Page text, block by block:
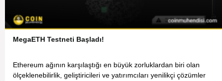
MegaETH Testneti Başladı!
Ethereum ağının karşılaştığı en büyük zorluklardan biri olan
ölçeklenebilirlik, geliştiricileri ve yatırımcıları yenilikçi çözümler